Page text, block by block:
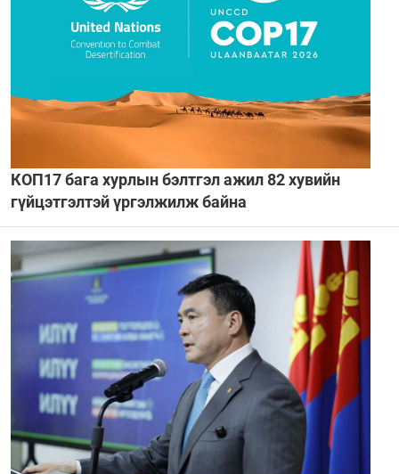
КОП17 бага хурлын бэлтгэл ажил 82 хувийн
гүйцэтгэлтэй үргэлжилж байна